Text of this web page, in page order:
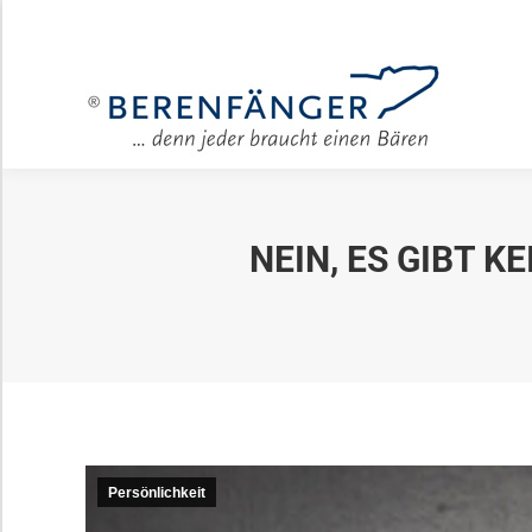
NEIN, ES GIBT
Persönlichkeit